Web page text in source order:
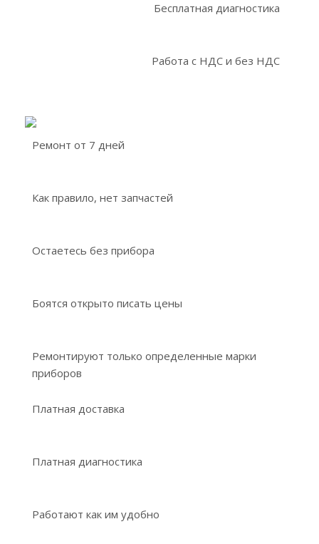
Бесплатная диагностика
Работа с НДС и без НДС
Ремонт от 7 дней
Как правило, нет запчастей
Остаетесь без прибора
Боятся открыто писать цены
Ремонтируют только определенные марки
приборов
Платная доставка
Платная диагностика
Работают как им удобно